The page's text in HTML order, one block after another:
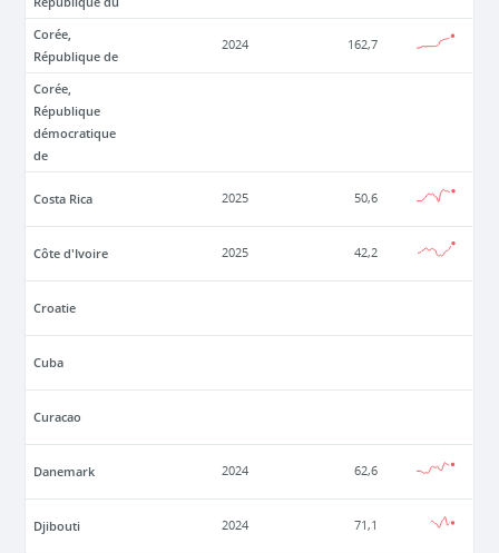
Corée,
République de
2024 162,7
Corée,
République
démocratique
de
Costa Rica 2025 50,6
Côte d'Ivoire 2025 42,2
Croatie
Cuba
Curacao
Danemark 2024 62,6
Djibouti 2024 71,1